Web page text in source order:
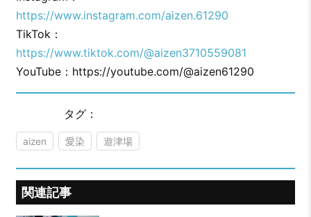
https://www.instagram.com/aizen.61290
TikTok：
https://www.tiktok.com/@aizen3710559081
YouTube：https://youtube.com/@aizen61290
タグ：
aizen 愛染 遊津場
関連記事